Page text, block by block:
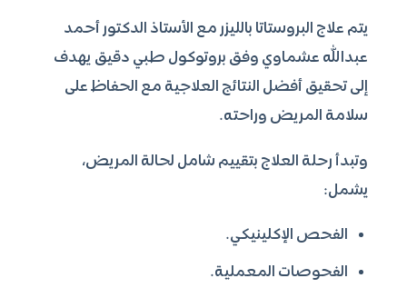
يتم علاج البروستاتا بالليزر مع الأستاذ الدكتور أحمد
عبدالله عشماوي وفق بروتوكول طبي دقيق يهدف
إلى تحقيق أفضل النتائج العلاجية مع الحفاظ على
سلامة المريض وراحته.
وتبدأ رحلة العلاج بتقييم شامل لحالة المريض،
يشمل:
الفحص الإكلينيكي.
الفحوصات المعملية.